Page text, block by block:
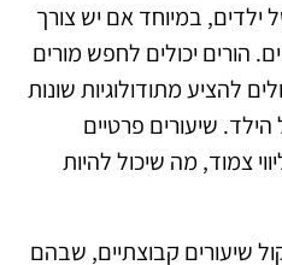
במיוחד אם יש צורך
הורים יכולים לחפש מורים
להציע מתודולוגיות שונות
שיעורים פרטיים
צמוד, מה שיכול להיות
שיעורים קבוצתיים, שבהם